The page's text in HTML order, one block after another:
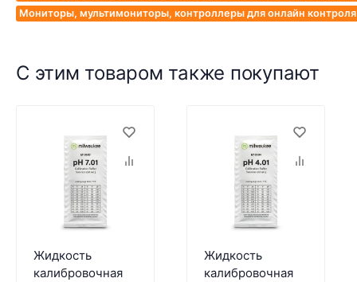
Мониторы, мультимониторы, контроллеры для онлайн контроля
С этим товаром также покупают
Жидкость
калибровочная
Жидкость
калибровочная